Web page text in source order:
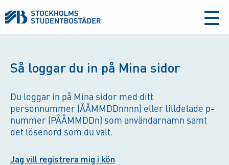
aria-
Så loggar du in på Mina sidor
Du loggar in på Mina sidor med ditt
personnummer (ÅÅMMDDnnnn) eller tilldelade p-
nummer (PÅÅMMDDn) som användarnamn samt
det lösenord som du valt.
Jag vill registrera mig i kön